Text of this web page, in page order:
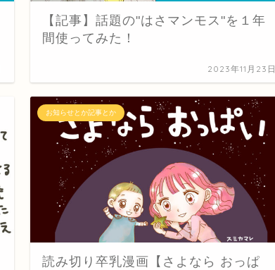
【記事】話題の"はさマンモス"を１年
間使ってみた！
2023年11月23日
お知らせとか記事とか
読み切り卒乳漫画【さよなら おっぱ